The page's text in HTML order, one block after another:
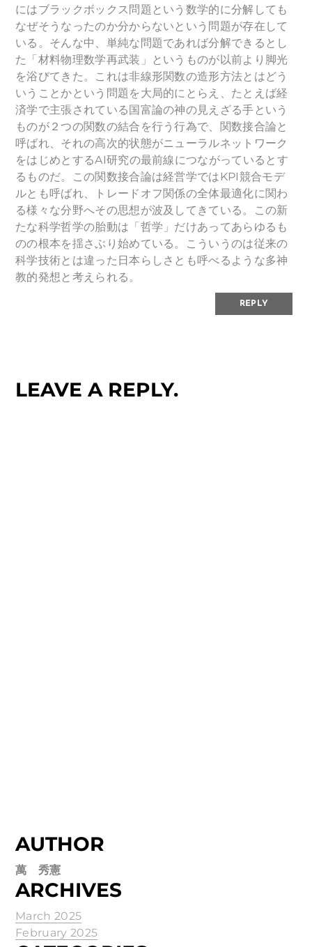
にはブラックボックス問題という数学的に分解しても
なぜそうなったのか分からないという問題が存在して
いる。そんな中、単純な問題であれば分解できるとし
た「材料物理数学再武装」というものが以前より脚光
を浴びてきた。これは非線形関数の造形方法とはどう
いうことかという問題を大局的にとらえ、たとえば経
済学で主張されている国富論の神の見えざる手という
ものが２つの関数の結合を行う行為で、関数接合論と
呼ばれ、それの高次的状態がニューラルネットワーク
をはじめとするAI研究の最前線につながっているとす
るものだ。この関数接合論は経営学ではKPI競合モデ
ルとも呼ばれ、トレードオフ関係の全体最適化に関わ
る様々な分野へその思想が波及してきている。この新
たな科学哲学の胎動は「哲学」だけあってあらゆるも
のの根本を揺さぶり始めている。こういうのは従来の
科学技術とは違った日本らしさとも呼べるような多神
教的発想と考えられる。
REPLY
LEAVE A REPLY.
AUTHOR
萬 秀憲
ARCHIVES
March 2025
February 2025